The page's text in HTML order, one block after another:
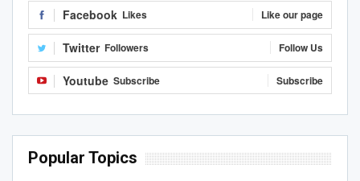
Facebook Likes Like our page
Twitter Followers Follow Us
Youtube Subscribe Subscribe
Popular Topics